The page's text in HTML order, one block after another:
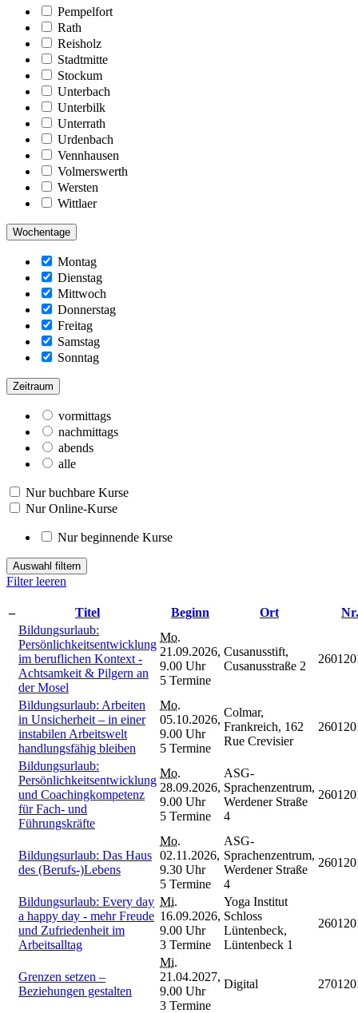
Pempelfort
Rath
Reisholz
Stadtmitte
Stockum
Unterbach
Unterbilk
Unterrath
Urdenbach
Vennhausen
Volmerswerth
Wersten
Wittlaer
Wochentage
Montag
Dienstag
Mittwoch
Donnerstag
Freitag
Samstag
Sonntag
Zeitraum
vormittags
nachmittags
abends
alle
Nur buchbare Kurse
Nur Online-Kurse
Nur beginnende Kurse
Auswahl filtern
Filter leeren
– Titel Beginn Ort
Nr.
Bildungsurlaub:
Persönlichkeitsentwicklung
im beruflichen Kontext -
Achtsamkeit & Pilgern an
der Mosel
Mo.
21.09.2026,
9.00 Uhr
5 Termine
Cusanusstift,
Cusanusstraße 2
Bildungsurlaub: Arbeiten
in Unsicherheit – in einer
instabilen Arbeitswelt
handlungsfähig bleiben
Mo.
05.10.2026,
9.00 Uhr
5 Termine
Colmar,
Frankreich, 162
Rue Crevisier
Bildungsurlaub:
Persönlichkeitsentwicklung
und Coachingkompetenz
für Fach- und
Führungskräfte
Mo.
28.09.2026,
9.00 Uhr
5 Termine
ASG-
Sprachenzentrum,
Werdener Straße
4
Bildungsurlaub: Das Haus
des (Berufs-)Lebens
Mo.
02.11.2026,
9.30 Uhr
5 Termine
ASG-
Sprachenzentrum,
Werdener Straße
4
Bildungsurlaub: Every day
a happy day - mehr Freude
und Zufriedenheit im
Arbeitsalltag
Mi.
16.09.2026,
9.00 Uhr
3 Termine
Yoga Institut
Schloss
Lüntenbeck,
Lüntenbeck 1
Grenzen setzen –
Beziehungen gestalten
Mi.
21.04.2027,
9.00 Uhr
3 Termine
Digital